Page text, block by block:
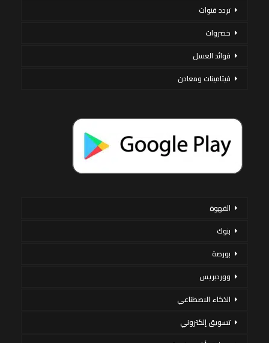
تردد قنوات
خضروات
فوائد العسل
فيتامينات ومعادن
القهوة
بنوك
بورصة
ووردبريس
الذكاء الاصطناعي
تسويق إلكتروني